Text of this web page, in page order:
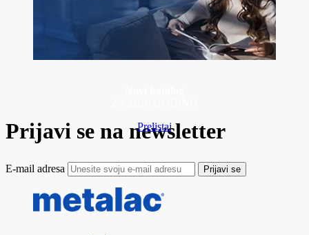
Prelistaj
Prijavi se na newsletter
E-mail adresa Prijavi se